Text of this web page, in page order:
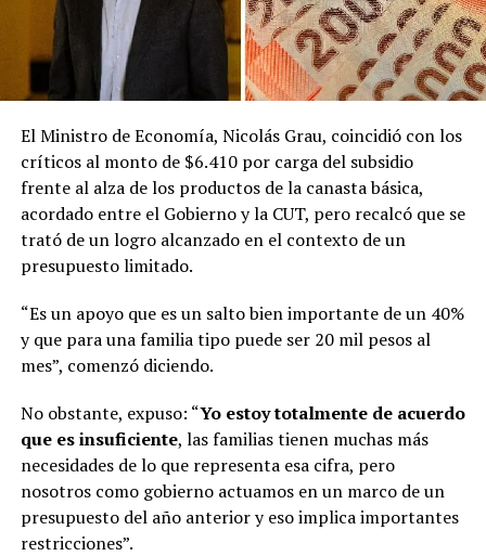
El Ministro de Economía, Nicolás Grau, coincidió con los
críticos al monto de $6.410 por carga del subsidio
frente al alza de los productos de la canasta básica,
acordado entre el Gobierno y la CUT, pero recalcó que se
trató de un logro alcanzado en el contexto de un
presupuesto limitado.
“Es un apoyo que es un salto bien importante de un 40%
y que para una familia tipo puede ser 20 mil pesos al
mes”, comenzó diciendo.
No obstante, expuso: “Yo estoy totalmente de acuerdo
que es insuficiente, las familias tienen muchas más
necesidades de lo que representa esa cifra, pero
nosotros como gobierno actuamos en un marco de un
presupuesto del año anterior y eso implica importantes
restricciones”.